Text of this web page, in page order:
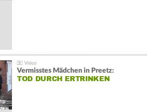
Vermisstes Mädchen in Preetz:
TOD DURCH ERTRINKEN